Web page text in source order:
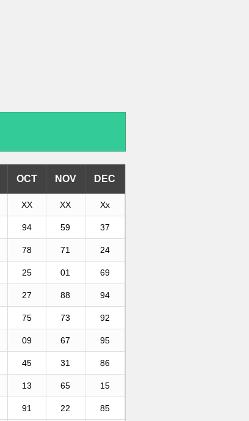
OCT NOV DEC
XX XX Xx
94 59 37
78 71 24
25 01 69
27 88 94
75 73 92
09 67 95
45 31 86
13 65 15
91 22 85